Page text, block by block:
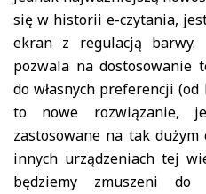
się w historii e-czytania,
ekran z regulacją barwy.
pozwala na dostosowanie
do własnych preferencji
to nowe rozwiązanie,
zastosowane na tak
innych urządzeniach tej
będziemy zmuszeni do